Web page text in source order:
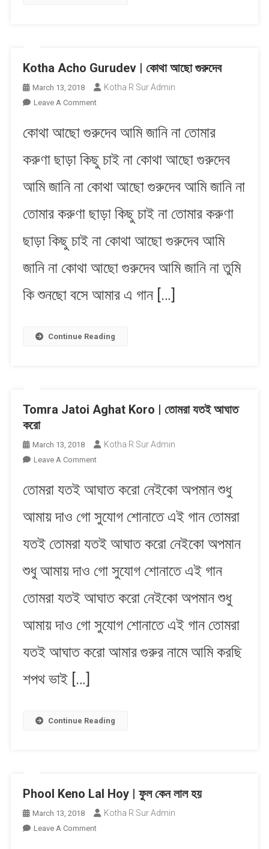
Kotha Acho Gurudev | কোথা আছো গুরুদেব
March 13, 2018 Kotha R Sur Admin
Leave A CommentOn
Acho
|
কোথা
আছো
কোথা আছো গুরুদেব আমি জানি না তোমার
করুণা ছাড়া কিছু চাই না কোথা আছো গুরুদেব
আমি জানি না কোথা আছো গুরুদেব আমি জানি না
তোমার করুণা ছাড়া কিছু চাই না তোমার করুণা
ছাড়া কিছু চাই না কোথা আছো গুরুদেব আমি
জানি না কোথা আছো গুরুদেব আমি জানি না তুমি
কি শুনছো বসে আমার এ গান […]
Continue Reading
Tomra Jatoi Aghat Koro | তোমরা যতই আঘাত
করো
March 13, 2018 Kotha R Sur Admin
Leave A CommentOn
Jatoi
Koro
তোমরা
আঘাত
তোমরা যতই আঘাত করো নেইকো অপমান শুধু
আমায় দাও গো সুযোগ শোনাতে এই গান তোমরা
যতই তোমরা যতই আঘাত করো নেইকো অপমান
শুধু আমায় দাও গো সুযোগ শোনাতে এই গান
তোমরা যতই আঘাত করো নেইকো অপমান শুধু
আমায় দাও গো সুযোগ শোনাতে এই গান তোমরা
যতই আঘাত করো আমার গুরুর নামে আমি করছি
শপথ ভাই […]
Continue Reading
Phool Keno Lal Hoy | ফুল কেন লাল হ​য়
March 13, 2018 Kotha R Sur Admin
Leave A CommentOn